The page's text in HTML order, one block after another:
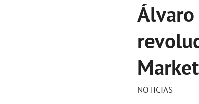
Álvaro
NOTICIAS